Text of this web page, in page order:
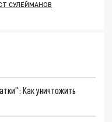
СУЛЕЙМАНОВ
Как уничтожить